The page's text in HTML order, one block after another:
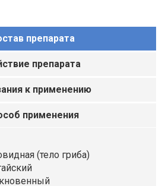
препарата
препарата
к применению
применения
(тело гриба)